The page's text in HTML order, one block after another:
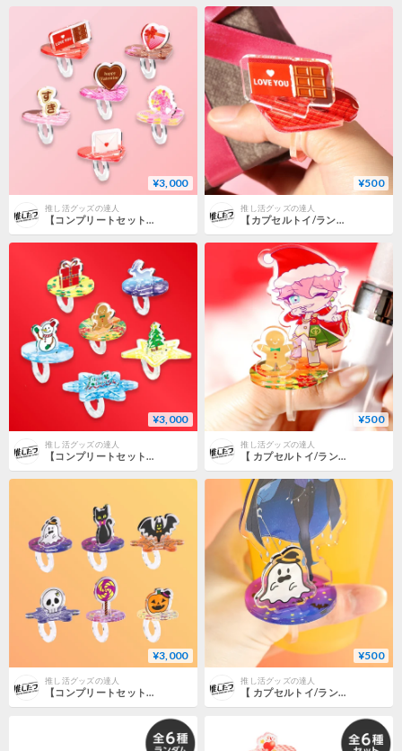
¥3,000
推し活グッズの達人
【コンプリートセット】推し撮リングバレンタインVer.
¥500
推し活グッズの達人
【カプセルトイ/ランダム】推し撮リングバレンタインVer.
¥3,000
推し活グッズの達人
【コンプリートセット】推し撮リング クリスマスVer.
¥500
推し活グッズの達人
【 カプセルトイ/ランダム】推し撮リングクリスマスVer.
¥3,000
推し活グッズの達人
【コンプリートセット】推し撮リング ハロウィンVer.
¥500
推し活グッズの達人
【 カプセルトイ/ランダム】推し撮リング ハロウィンVer.